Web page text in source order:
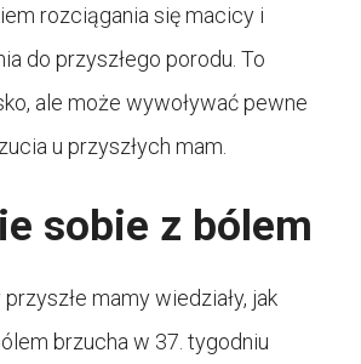
rozciągania się macicy i
do przyszłego porodu. To
ale może wywoływać pewne
u przyszłych mam.
sobie z bólem
mamy wiedziały, jak
brzucha w 37. tygodniu